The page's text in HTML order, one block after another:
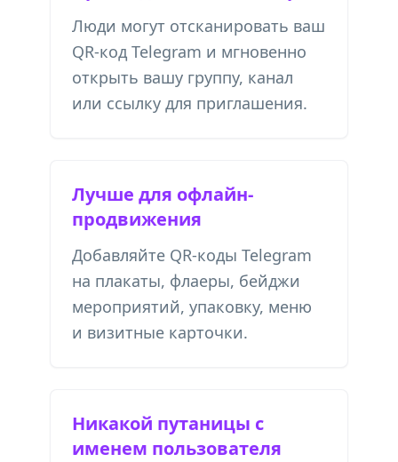
Люди могут отсканировать ваш
QR-код Telegram и мгновенно
открыть вашу группу, канал
или ссылку для приглашения.
Лучше для офлайн-
продвижения
Добавляйте QR-коды Telegram
на плакаты, флаеры, бейджи
мероприятий, упаковку, меню
и визитные карточки.
Никакой путаницы с
именем пользователя